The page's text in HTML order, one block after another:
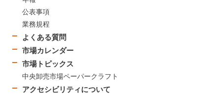
公表事項
業務規程
よくある質問
市場カレンダー
市場トピックス
中央卸売市場ペーパークラフト
アクセシビリティについて